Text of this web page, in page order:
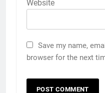
Website
Save my name,
browser for the next